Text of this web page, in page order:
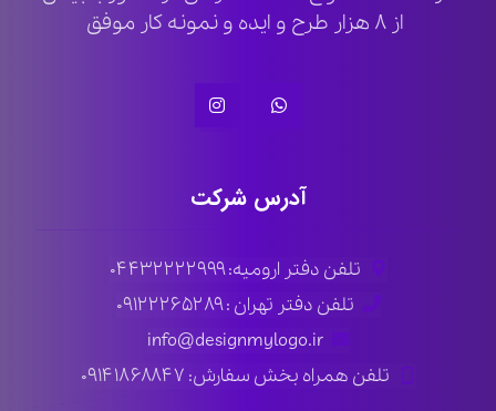
از ۸ هزار طرح و ایده و نمونه کار موفق
آدرس شرکت
تلفن دفتر ارومیه: ۰۴۴۳۲۲۲۲۹۹۹
تلفن دفتر تهران : ۰۹۱۲۲۲۶۵۲۸۹
info@designmylogo.ir
تلفن همراه بخش سفارش: ۰۹۱۴۱۸۶۸۸۴۷